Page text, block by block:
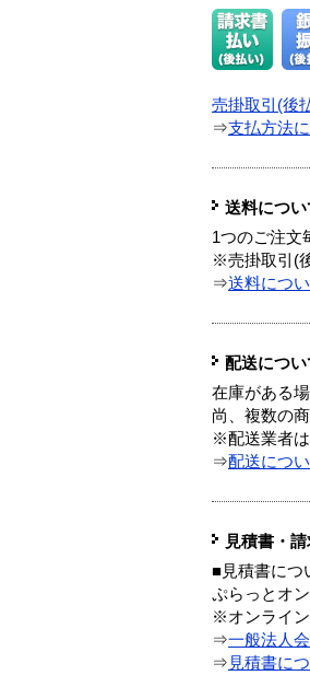
売掛取引(後
⇒支払方法
送料につい
1つのご注文
※売掛取引(
⇒送料につ
配送につい
在庫がある
尚、複数の
※配送業者
⇒配送につ
見積書・
■見積書につ
ぷらっとオ
※オンライン
⇒一般法人
⇒ 見積書に